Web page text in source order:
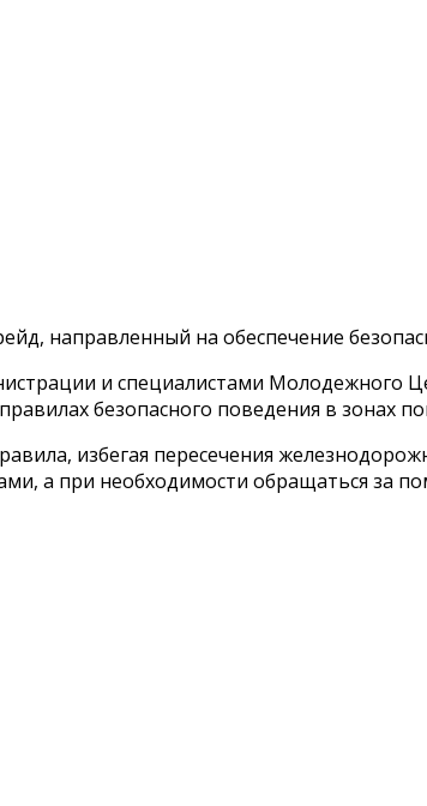
направленный на обеспечение
и специалистами Молодежного
безопасного поведения в зонах
избегая пересечения
а при необходимости обращаться за